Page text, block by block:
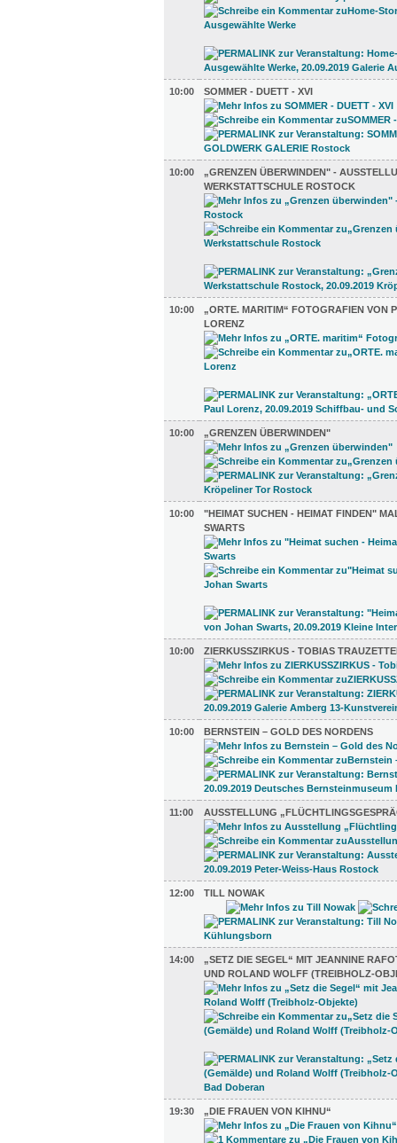
10:00 SOMMER - DUETT - XVI
10:00
„GRENZEN ÜBERWINDEN" -
WERKSTATTSCHULE ROSTOCK
10:00
„ORTE. MARITIM“ FOTOGRAFIEN VON
LORENZ
10:00 „GRENZEN ÜBERWINDEN"
10:00
"HEIMAT SUCHEN - HEIMAT FINDEN"
SWARTS
10:00 ZIERKUSSZIRKUS - TOBIAS
10:00 BERNSTEIN – GOLD DES NORDENS
11:00 AUSSTELLUNG
12:00 TILL NOWAK
14:00
„SETZ DIE SEGEL“ MIT JEANNINE
UND ROLAND WOLFF (TREIBHOLZ-
19:30 „DIE FRAUEN VON KIHNU“